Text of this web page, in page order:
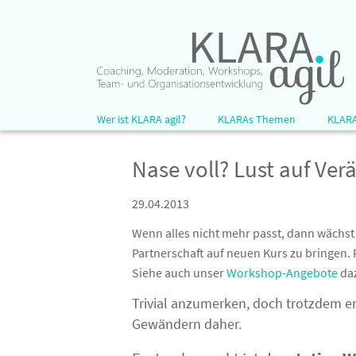
Wer ist KLARA agil?
KLARAs Kunden
Rainer Pivit
KLARAs Themen
Agile Tools
Nase voll? Lust auf
29.04.2013
Wenn alles nicht mehr passt, dann
Partnerschaft auf neuen Kurs zu
Siehe auch unserWorkshop-Angebote
Trivial anzumerken, doch trotzdem
Gewändern daher.